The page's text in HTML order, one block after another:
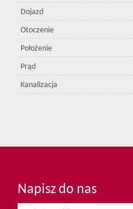
Dojazd
Otoczenie
Położenie
Prąd
Kanalizacja
Napisz do nas